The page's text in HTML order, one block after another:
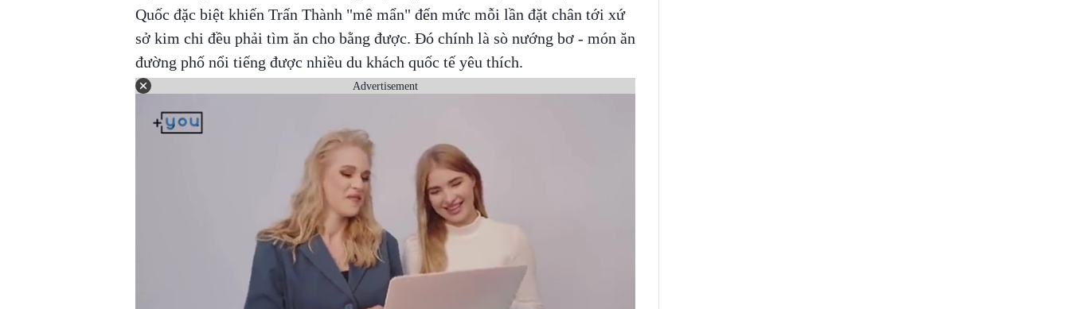
Quốc đặc biệt khiến Trấn Thành "mê mẩn" đến mức mỗi lần đặt chân tới xứ
sở kim chi đều phải tìm ăn cho bằng được. Đó chính là sò nướng bơ - món ăn
đường phố nổi tiếng được nhiều du khách quốc tế yêu thích.
Advertisement